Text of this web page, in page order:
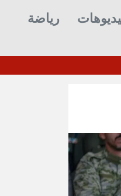
رياضة
تحول في تاريخ